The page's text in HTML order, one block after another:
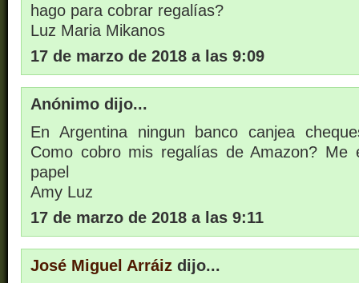
hago para cobrar regalías?
Luz Maria Mikanos
17 de marzo de 2018 a las 9:09
Anónimo dijo...
En Argentina ningun banco canjea
Como cobro mis regalías de Amazon? Me
papel
Amy Luz
17 de marzo de 2018 a las 9:11
José Miguel Arráiz dijo...